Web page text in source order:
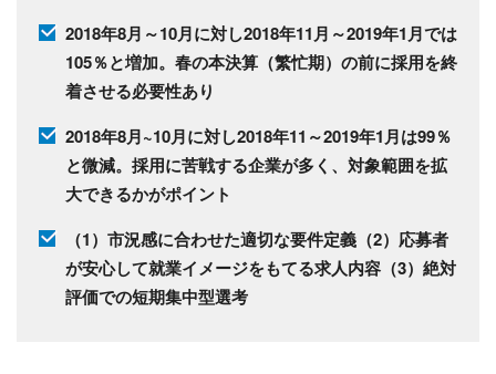
2018年8月～10月に対し2018年11月～2019年1月では
105％と増加。春の本決算（繁忙期）の前に採用を終
着させる必要性あり
2018年8月~10月に対し2018年11～2019年1月は99％
と微減。採用に苦戦する企業が多く、対象範囲を拡
大できるかがポイント
（1）市況感に合わせた適切な要件定義（2）応募者
が安心して就業イメージをもてる求人内容（3）絶対
評価での短期集中型選考